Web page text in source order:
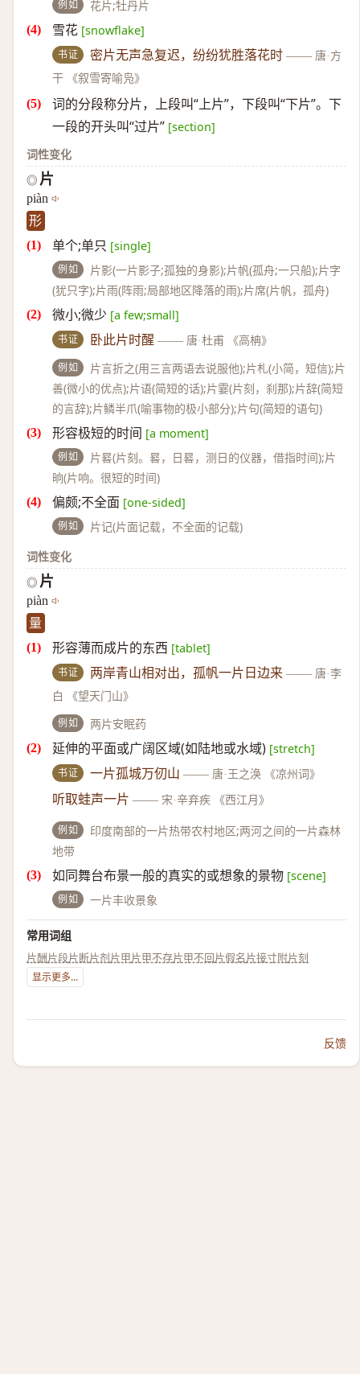
例如 花片;牡丹片
雪花 [snowflake]
书证 密片无声急复迟，纷纷犹胜落花时 —— 唐·方
干 《叙雪寄喻凫》
词的分段称分片，上段叫“上片”，下段叫“下片”。下
一段的开头叫“过片” [section]
词性变化
◎ 片
piàn
形
单个;单只 [single]
例如
片影(一片影子;孤独的身影);片帆(孤舟;一只船);片字
(犹只字);片雨(阵雨;局部地区降落的雨);片席(片帆，孤舟)
微小;微少 [a few;small]
书证 卧此片时醒 —— 唐·杜甫 《高柟》
例如
片言折之(用三言两语去说服他);片札(小简，短信);片
善(微小的优点);片语(简短的话);片霎(片刻，刹那);片辞(简短
的言辞);片鳞半爪(喻事物的极小部分);片句(简短的语句)
形容极短的时间 [a moment]
例如
片晷(片刻。晷，日晷，测日的仪器，借指时间);片
晌(片响。很短的时间)
偏颇;不全面 [one-sided]
例如
片记(片面记载，不全面的记载)
词性变化
◎ 片
piàn
量
形容薄而成片的东西 [tablet]
书证 两岸青山相对出，孤帆一片日边来 —— 唐·李
白 《望天门山》
例如 两片安眠药
延伸的平面或广阔区域(如陆地或水域) [stretch]
书证 一片孤城万仞山 —— 唐·王之涣 《凉州词》
听取蛙声一片 —— 宋·辛弃疾 《西江月》
例如
印度南部的一片热带农村地区;两河之间的一片森林
地带
如同舞台布景一般的真实的或想象的景物 [scene]
例如 一片丰收景象
常用词组
片酬片段片断片剂片甲片甲不存片甲不回片假名片接寸附片刻
显示更多...
反馈